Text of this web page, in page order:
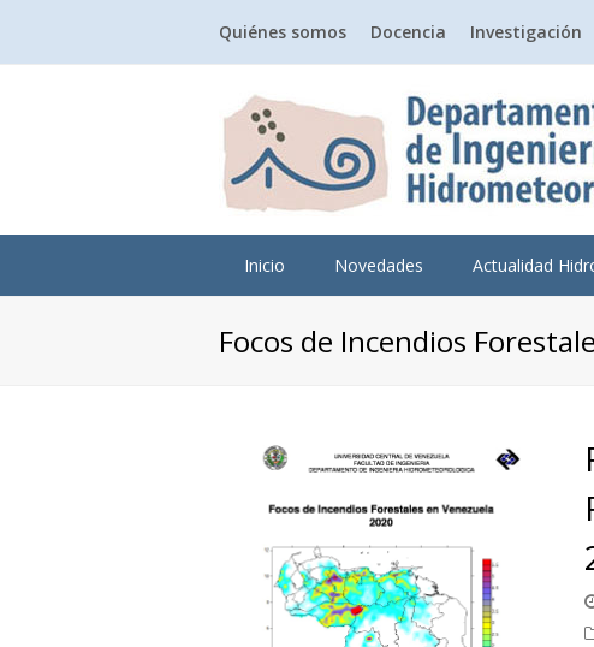
Quiénes somos Docencia Investigación
Inicio Novedades Actualidad
Focos de Incendios